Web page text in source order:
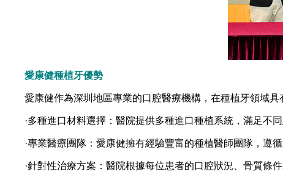
愛康健種植牙優勢
愛康健作為深圳地區專業的口腔醫療機構，在種植牙領域具
·多種進口材料選擇：醫院提供多種進口種植系統，滿足不同
·專業醫療團隊：愛康健擁有經驗豐富的種植醫師團隊，遵循
·針對性治療方案：醫院根據每位患者的口腔狀況、骨質條